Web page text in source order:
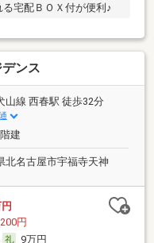
宅配ＢＯＸ付が便利♪
ンス
山線 西春駅 徒歩32分
建
北名古屋市宇福寺天神
円
9万円